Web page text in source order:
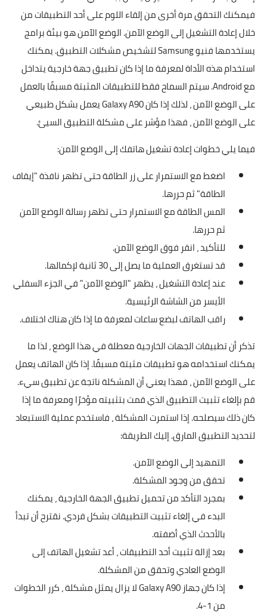
فيمكنك التحقق مرة أخرى من إلقاء اللوم على أحد التطبيقات من
خلال إعادة التشغيل إلى الوضع الآمن. الوضع الآمن هو بيئة برامج
يستخدمها فنيو Samsung لتشخيص مشكلات التطبيق. يمكنك
استخدام هذه الأداة لمعرفة ما إذا كان تطبيق جهة خارجية يتداخل
مع Android. سيتم السماح فقط للتطبيقات المثبتة مسبقًا بالعمل
على الوضع الآمن ، لذلك إذا كان Galaxy A90 يعمل بشكل طبيعي
على الوضع الآمن ، فهذا مؤشر على مشكلة التطبيق السيئ.
فيما يلي خطوات إعادة تشغيل هاتفك إلى الوضع الآمن:
اضغط مع الاستمرار على زر الطاقة حتى تظهر نافذة "إيقاف
الطاقة" ثم حررها.
المس الطاقة مع الاستمرار حتى تظهر رسالة الوضع الآمن
ثم حررها.
للتأكيد ، انقر فوق الوضع الآمن.
قد تستغرق العملية ما يصل إلى 30 ثانية لإكمالها.
عند إعادة التشغيل ، يظهر "الوضع الآمن" في الجزء السفلي
الأيسر من الشاشة الرئيسية.
راقب الهاتف لبضع ساعات لمعرفة ما إذا كان هناك اختلاف.
تذكر أن تطبيقات الجهات الخارجية معطلة في هذا الوضع ، لذا ما
يمكنك استخدامه هو تطبيقات مثبتة مسبقًا. إذا كان الهاتف يعمل
على الوضع الآمن ، فهذا يعني أن المشكلة ناتجة عن تطبيق سيء.
قم بإلغاء تثبيت التطبيق الذي قمت بتثبيته مؤخرًا ومعرفة ما إذا
كان ذلك سيصلحه. إذا استمرت المشكلة ، فاستخدم عملية الاستبعاد
لتحديد التطبيق المارق. إليك الطريقة:
التمهيد إلى الوضع الآمن.
تحقق من وجود المشكلة.
بمجرد التأكد من تحميل تطبيق الجهة الخارجية ، يمكنك
البدء في إلغاء تثبيت التطبيقات بشكل فردي. نقترح أن تبدأ
بالأحدث الذي أضفته.
بعد إزالة تثبيت أحد التطبيقات ، أعد تشغيل الهاتف إلى
الوضع العادي وتحقق من المشكلة.
إذا كان جهاز Galaxy A90 لا يزال يمثل مشكلة ، كرر الخطوات
من 1-4.